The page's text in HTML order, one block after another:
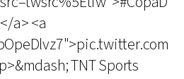
a> <a
TNT Sports